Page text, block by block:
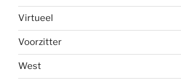
Virtueel
Voorzitter
West